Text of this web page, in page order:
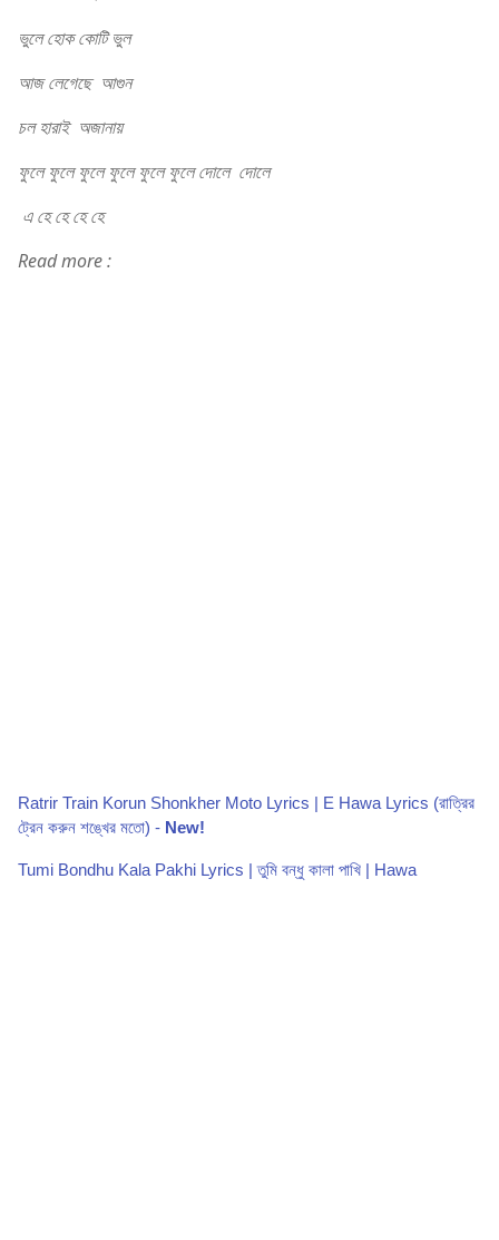
ভুলে হোক কোটি ভুল
আজ লেগেছে আগুন
চল হারাই অজানায়
ফুলে ফুলে ফুলে ফুলে ফুলে ফুলে দোলে দোলে
এ হে হে হে হে
Read more :
Ratrir Train Korun Shonkher Moto Lyrics | E Hawa Lyrics (রাত্রির
ট্রেন করুন শঙ্খের মতো) - New!
Tumi Bondhu Kala Pakhi Lyrics | তুমি বন্ধু কালা পাখি | Hawa